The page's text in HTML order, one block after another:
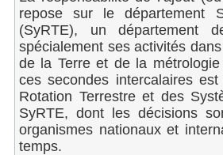
repose sur le département
(SyRTE), un département
spécialement ses activités
de la Terre et de la
ces secondes intercalaires
Rotation Terrestre et des
SyRTE, dont les décisions
organismes nationaux et
temps.